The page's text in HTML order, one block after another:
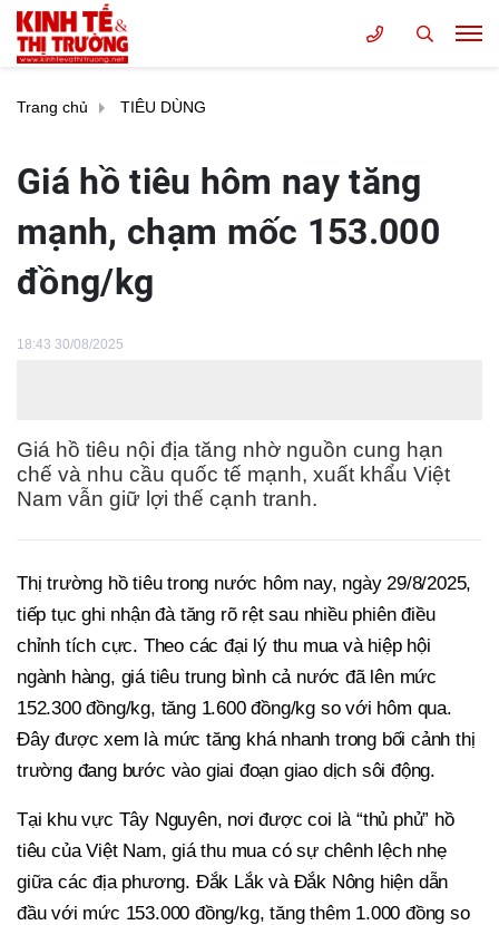
Trang chủ TIÊU DÙNG
Giá hồ tiêu hôm nay tăng
mạnh, chạm mốc 153.000
đồng/kg
18:43 30/08/2025
Giá hồ tiêu nội địa tăng nhờ nguồn cung hạn
chế và nhu cầu quốc tế mạnh, xuất khẩu Việt
Nam vẫn giữ lợi thế cạnh tranh.
Thị trường hồ tiêu trong nước hôm nay, ngày 29/8/2025,
tiếp tục ghi nhận đà tăng rõ rệt sau nhiều phiên điều
chỉnh tích cực. Theo các đại lý thu mua và hiệp hội
ngành hàng, giá tiêu trung bình cả nước đã lên mức
152.300 đồng/kg, tăng 1.600 đồng/kg so với hôm qua.
Đây được xem là mức tăng khá nhanh trong bối cảnh thị
trường đang bước vào giai đoạn giao dịch sôi động.
Tại khu vực Tây Nguyên, nơi được coi là “thủ phủ” hồ
tiêu của Việt Nam, giá thu mua có sự chênh lệch nhẹ
giữa các địa phương. Đắk Lắk và Đắk Nông hiện dẫn
đầu với mức 153.000 đồng/kg, tăng thêm 1.000 đồng so